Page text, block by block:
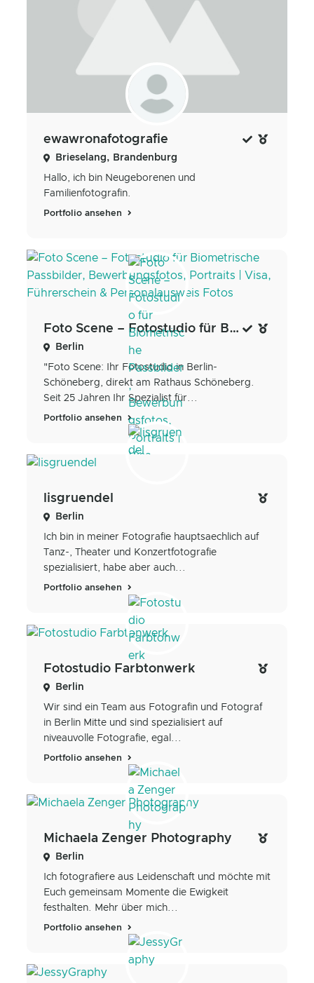
ewawronafotografie
Brieselang, Brandenburg
Hallo, ich bin Neugeborenen und
Familienfotografin.
Portfolio ansehen
Foto Scene – Fotostudio für Biometrische Passbilder, Bewerbungsfotos, Portraits | Visa, Führerschein & Personalausweis Fotos
Berlin
"Foto Scene: Ihr Fotostudio in Berlin-
Schöneberg, direkt am Rathaus Schöneberg.
Seit 25 Jahren Ihr Spezialist für...
Portfolio ansehen
lisgruendel
Berlin
Ich bin in meiner Fotografie hauptsaechlich auf
Tanz-, Theater und Konzertfotografie
spezialisiert, habe aber auch...
Portfolio ansehen
Fotostudio Farbtonwerk
Berlin
Wir sind ein Team aus Fotografin und Fotograf
in Berlin Mitte und sind spezialisiert auf
niveauvolle Fotografie, egal...
Portfolio ansehen
Michaela Zenger Photography
Berlin
Ich fotografiere aus Leidenschaft und möchte mit
Euch gemeinsam Momente die Ewigkeit
festhalten. Mehr über mich...
Portfolio ansehen